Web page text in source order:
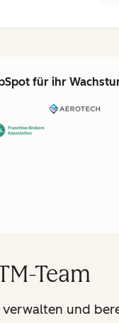
für ihr
Team
und